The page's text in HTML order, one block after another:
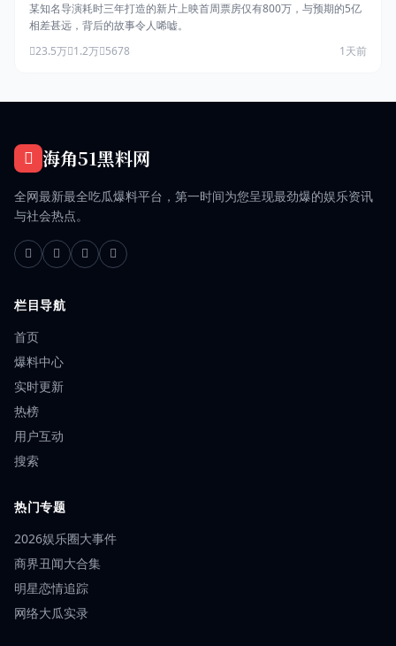
某知名导演耗时三年打造的新片上映首周票房仅有800万，与预期的5亿
相差甚远，背后的故事令人唏嘘。
23.5万 1.2万 5678 1天前
海角51黑料网
全网最新最全吃瓜爆料平台，第一时间为您呈现最劲爆的娱乐资讯
与社会热点。
栏目导航
首页
爆料中心
实时更新
热榜
用户互动
搜索
热门专题
2026娱乐圈大事件
商界丑闻大合集
明星恋情追踪
网络大瓜实录